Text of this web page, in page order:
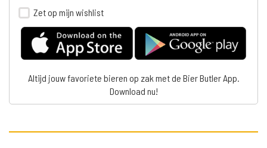
Zet op mijn wishlist
Altijd jouw favoriete bieren op zak met de Bier Butler App.
Download nu!